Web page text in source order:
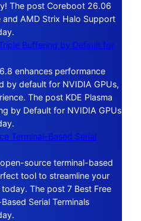
The post Coreboot 26.06
AMD Strix Halo Support
Buffering by Default for
enhances performance
by default for NVIDIA GPUs,
The post KDE Plasma
by Default for NVIDIA GPUs
Terminal-Based Serial
source terminal-based
tool to streamline your
The post 7 Best Free
Serial Terminals